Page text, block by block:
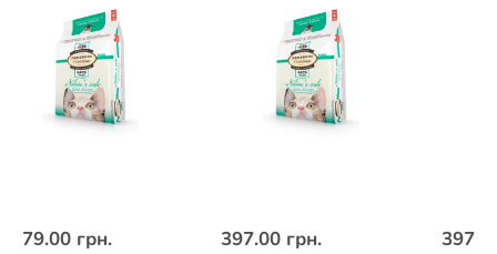
1079.00 грн. 397.00 грн.